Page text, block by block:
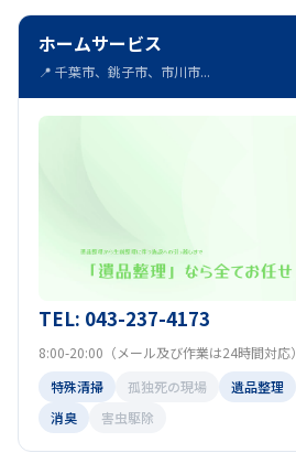
ホームサービス
📍 千葉市、銚子市、市川市...
TEL: 043-237-4173
8:00-20:00（メール及び作業は24時間対応）
特殊清掃
孤独死の現場 遺品整理
消臭
害虫駆除